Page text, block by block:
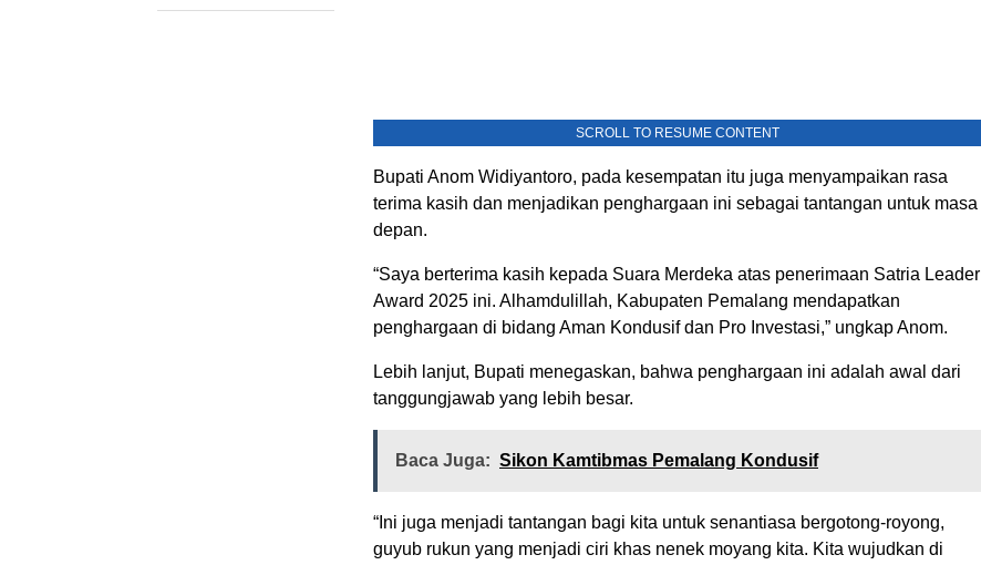
SCROLL TO RESUME CONTENT
Bupati Anom Widiyantoro, pada kesempatan itu juga menyampaikan rasa
terima kasih dan menjadikan penghargaan ini sebagai tantangan untuk masa
depan.
“Saya berterima kasih kepada Suara Merdeka atas penerimaan Satria Leader
Award 2025 ini. Alhamdulillah, Kabupaten Pemalang mendapatkan
penghargaan di bidang Aman Kondusif dan Pro Investasi,” ungkap Anom.
Lebih lanjut, Bupati menegaskan, bahwa penghargaan ini adalah awal dari
tanggungjawab yang lebih besar.
Baca Juga: Sikon Kamtibmas Pemalang Kondusif
“Ini juga menjadi tantangan bagi kita untuk senantiasa bergotong-royong,
guyub rukun yang menjadi ciri khas nenek moyang kita. Kita wujudkan di